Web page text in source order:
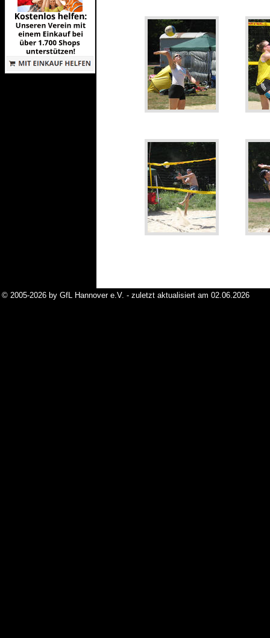
© 2005-2026 by GfL Hannover e.V. - zuletzt aktualisiert am 02.06.2026